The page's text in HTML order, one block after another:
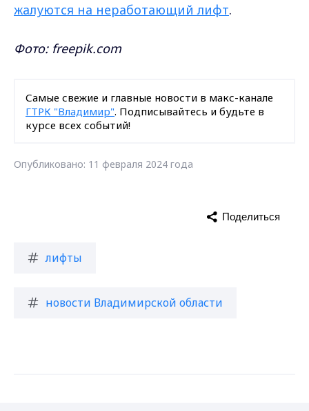
жалуются на неработающий лифт.
Фото: freepik.com
Самые свежие и главные новости в макс-канале
ГТРК "Владимир". Подписывайтесь и будьте в
курсе всех событий!
Опубликовано: 11 февраля 2024 года
лифты
новости Владимирской области
Поделиться